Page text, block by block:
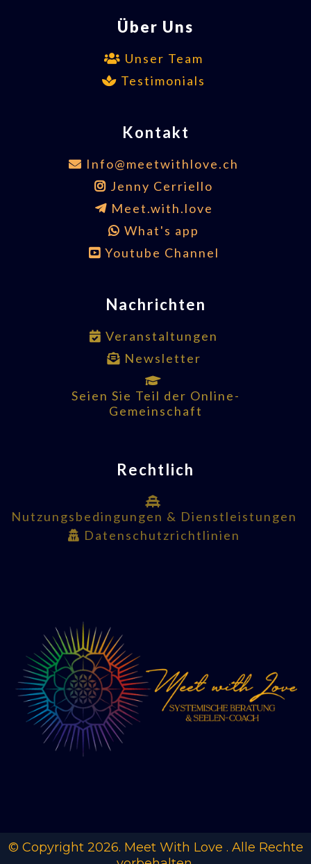
Über Uns
Unser Team
Testimonials
Kontakt
Info@meetwithlove.ch
Jenny Cerriello
Meet.with.love
What's app
Youtube Channel
Nachrichten
Veranstaltungen
Newsletter
Seien Sie Teil der Online-
Gemeinschaft
Rechtlich
Nutzungsbedingungen & Dienstleistungen
Datenschutzrichtlinien
© Copyright 2026. Meet With Love . Alle Rechte